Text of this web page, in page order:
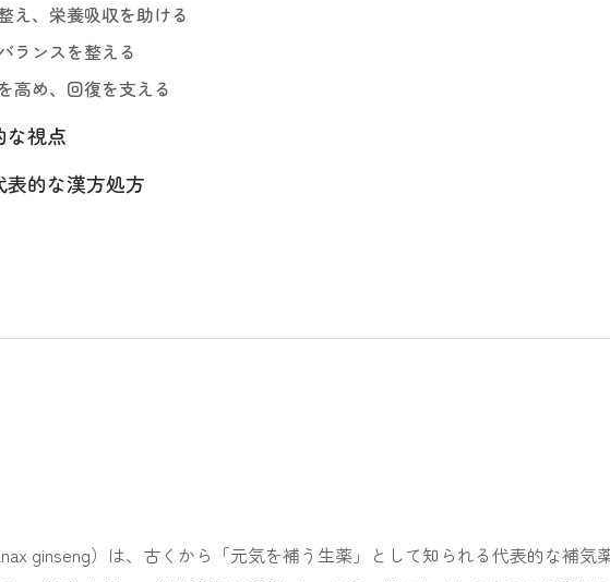
え、栄養吸収を助ける
ランスを整える
高め、回復を支える
な視点
表的な漢方処方
ginseng）は、古くから「元気を補う生薬」として知られる代表的な補気